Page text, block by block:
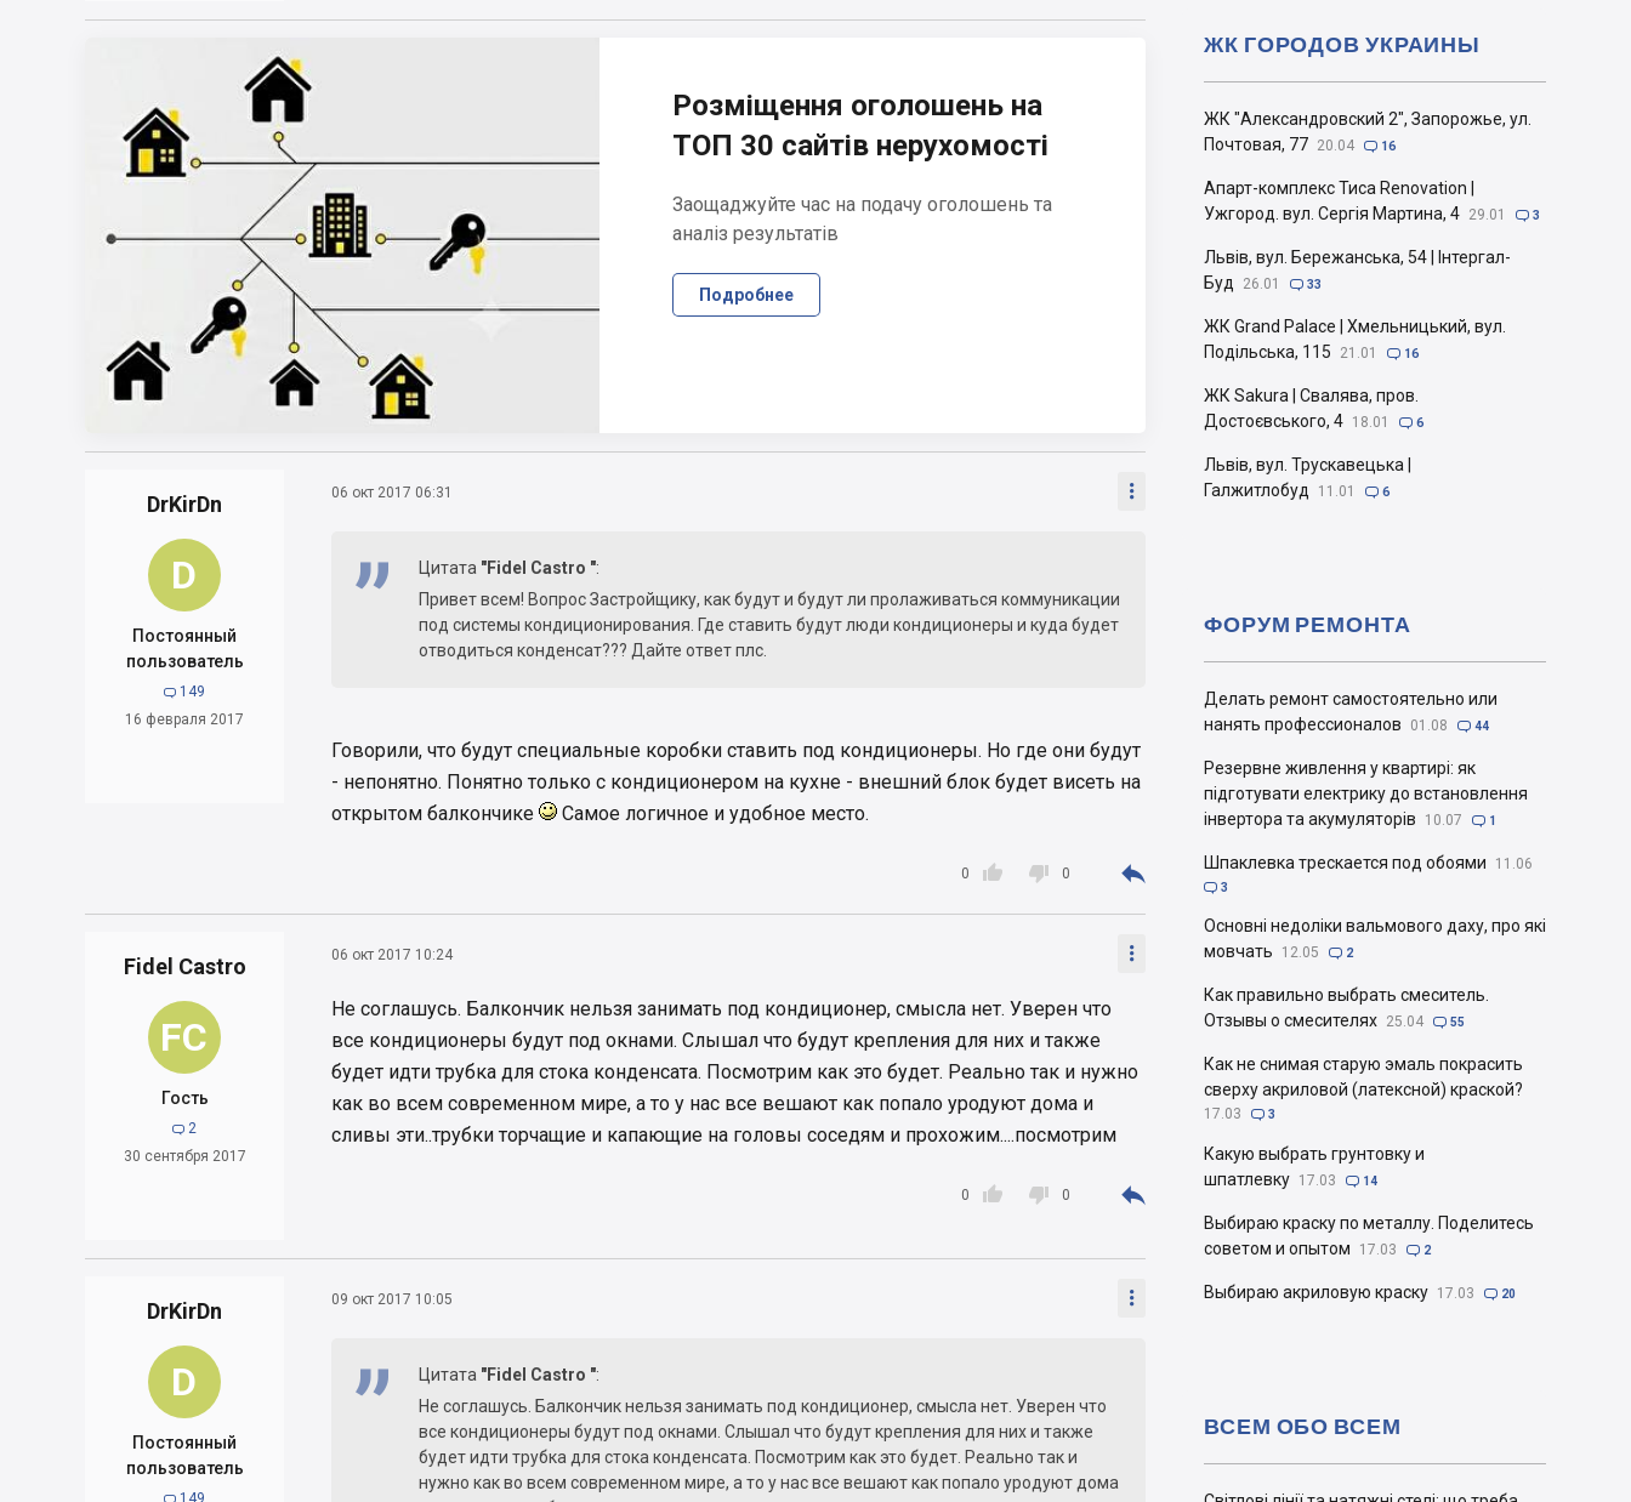
DrKirDn
D
Постоянный
пользователь
 149
16 февраля 2017
06 окт 2017 06:31 
Цитата "Fidel Castro ":
Привет всем! Вопрос Застройщику, как будут и будут ли пролаживаться коммуникации
под системы кондиционирования. Где ставить будут люди кондиционеры и куда будет
отводиться конденсат??? Дайте ответ плс.
Говорили, что будут специальные коробки ставить под кондиционеры. Но где они будут
- непонятно. Понятно только с кондиционером на кухне - внешний блок будет висеть на
открытом балкончике
Самое логичное и удобное место.

0  0 
Fidel Castro
FC
Гость
 2
30 сентября 2017
06 окт 2017 10:24 
Не соглашусь. Балкончик нельзя занимать под кондиционер, смысла нет. Уверен что
все кондиционеры будут под окнами. Слышал что будут крепления для них и также
будет идти трубка для стока конденсата. Посмотрим как это будет. Реально так и нужно
как во всем современном мире, а то у нас все вешают как попало уродуют дома и
сливы эти..трубки торчащие и капающие на головы соседям и прохожим....посмотрим

0  0 
DrKirDn
D
Постоянный
пользователь
 149
09 окт 2017 10:05 
Цитата "Fidel Castro ":
Не соглашусь. Балкончик нельзя занимать под кондиционер, смысла нет. Уверен что
все кондиционеры будут под окнами. Слышал что будут крепления для них и также
будет идти трубка для стока конденсата. Посмотрим как это будет. Реально так и
нужно как во всем современном мире, а то у нас все вешают как попало уродуют дома
Розміщення оголошень на
ТОП 30 сайтів нерухомості
Заощаджуйте час на подачу оголошень та
аналіз результатів
Подробнее
ЖК "Александровский 2", Запорожье, ул.
Почтовая, 77 20.04  16
Апарт-комплекс Тиса Renovation |
Ужгород. вул. Сергія Мартина, 4 29.01  3
Львів, вул. Бережанська, 54 | Інтергал-
Буд
26.01  33
ЖК Grand Palace | Хмельницький, вул.
Подільська, 115
21.01  16
ЖК Sakura | Свалява, пров.
Достоєвського, 4 18.01  6
Львів, вул. Трускавецька |
Галжитлобуд
11.01  6
ЖК ГОРОДОВ УКРАИНЫ
Делать ремонт самостоятельно или
нанять профессионалов
01.08  44
Резервне живлення у квартирі: як
підготувати електрику до встановлення
інвертора та акумуляторів
10.07  1
Шпаклевка трескается под обоями 11.06
 3
Основні недоліки вальмового даху, про які
мовчать
12.05  2
Как правильно выбрать смеситель.
Отзывы о смесителях 25.04  55
Как не снимая старую эмаль покрасить
сверху акриловой (латексной) краской?
17.03  3
Какую выбрать грунтовку и
шпатлевку 17.03  14
Выбираю краску по металлу. Поделитесь
советом и опытом
17.03  2
Выбираю акриловую краску 17.03  20
ФОРУМ РЕМОНТА
ВСЕМ ОБО ВСЕМ